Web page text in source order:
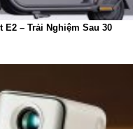
nhở lịch, nhắc nhở
hồ thế giới đều hỗ
E2 – Trải Nghiệm Sau 30